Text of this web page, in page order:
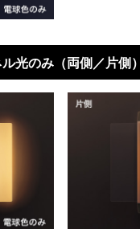
光のみ（両側／片側）